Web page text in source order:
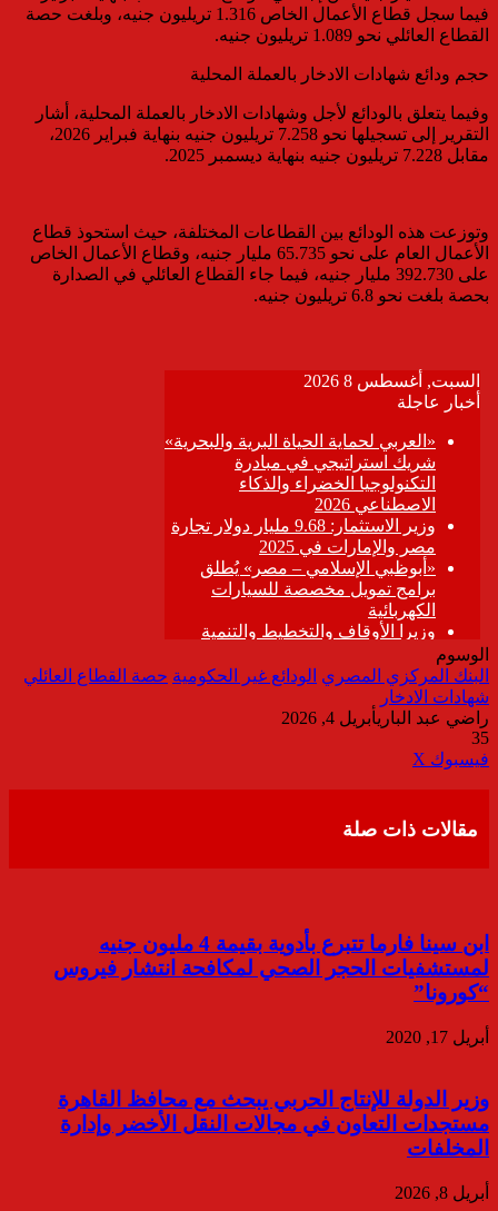
فيما سجل قطاع الأعمال الخاص 1.316 تريليون جنيه، وبلغت حصة
القطاع العائلي نحو 1.089 تريليون جنيه.
حجم ودائع شهادات الادخار بالعملة المحلية
وفيما يتعلق بالودائع لأجل وشهادات الادخار بالعملة المحلية، أشار
التقرير إلى تسجيلها نحو 7.258 تريليون جنيه بنهاية فبراير 2026،
مقابل 7.228 تريليون جنيه بنهاية ديسمبر 2025.
وتوزعت هذه الودائع بين القطاعات المختلفة، حيث استحوذ قطاع
الأعمال العام على نحو 65.735 مليار جنيه، وقطاع الأعمال الخاص
على 392.730 مليار جنيه، فيما جاء القطاع العائلي في الصدارة
بحصة بلغت نحو 6.8 تريليون جنيه.
الوسوم
البنك المركزي المصري الودائع غير الحكومية حصة القطاع العائلي
شهادات الادخار
راضي عبد الباريأبريل 4, 2026
35
فيسبوك ‫X
مقالات ذات صلة
ابن سينا فارما تتبرع بأدوية بقيمة 4 مليون جنيه
لمستشفيات الحجر الصحي لمكافحة انتشار فيروس
“كورونا”
أبريل 17, 2020
وزير الدولة للإنتاج الحربي يبحث مع محافظ القاهرة
مستجدات التعاون في مجالات النقل الأخضر وإدارة
المخلفات
أبريل 8, 2026